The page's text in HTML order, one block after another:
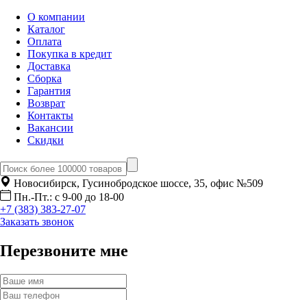
О компании
Каталог
Оплата
Покупка в кредит
Доставка
Сборка
Гарантия
Возврат
Контакты
Вакансии
Скидки
Новосибирск, Гусинобродское шоссе, 35, офис №509
Пн.-Пт.: с 9-00 до 18-00
+7 (383) 383-27-07
Заказать звонок
Перезвоните мне